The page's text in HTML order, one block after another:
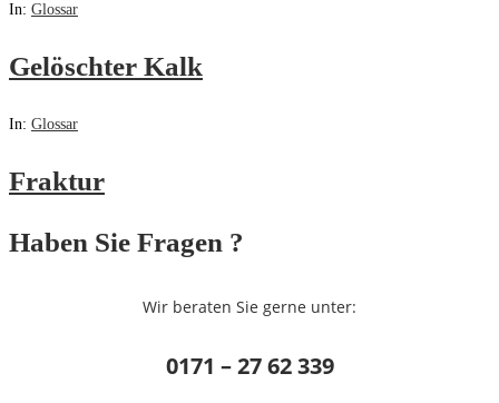
In: Glossar
Gelöschter Kalk
In: Glossar
Fraktur
Haben Sie Fragen ?
Wir beraten Sie gerne unter:
0171 – 27 62 339